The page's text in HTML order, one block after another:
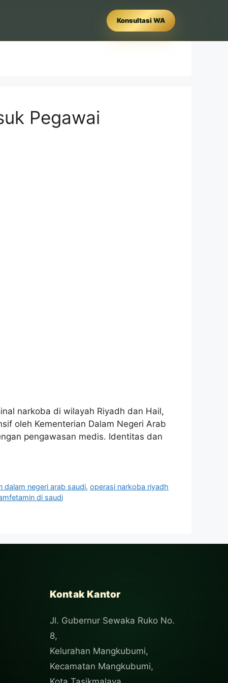
Konsultasi WA
Pegawai
narkoba di wilayah Riyadh dan Hail,
oleh Kementerian Dalam Negeri Arab
pengawasan medis. Identitas dan
dalam negeri arab saudi,operasi narkoba riyadh
di saudi
Kontak Kantor
Jl. Gubernur Sewaka Ruko No.
8,
Kelurahan Mangkubumi,
Kecamatan Mangkubumi,